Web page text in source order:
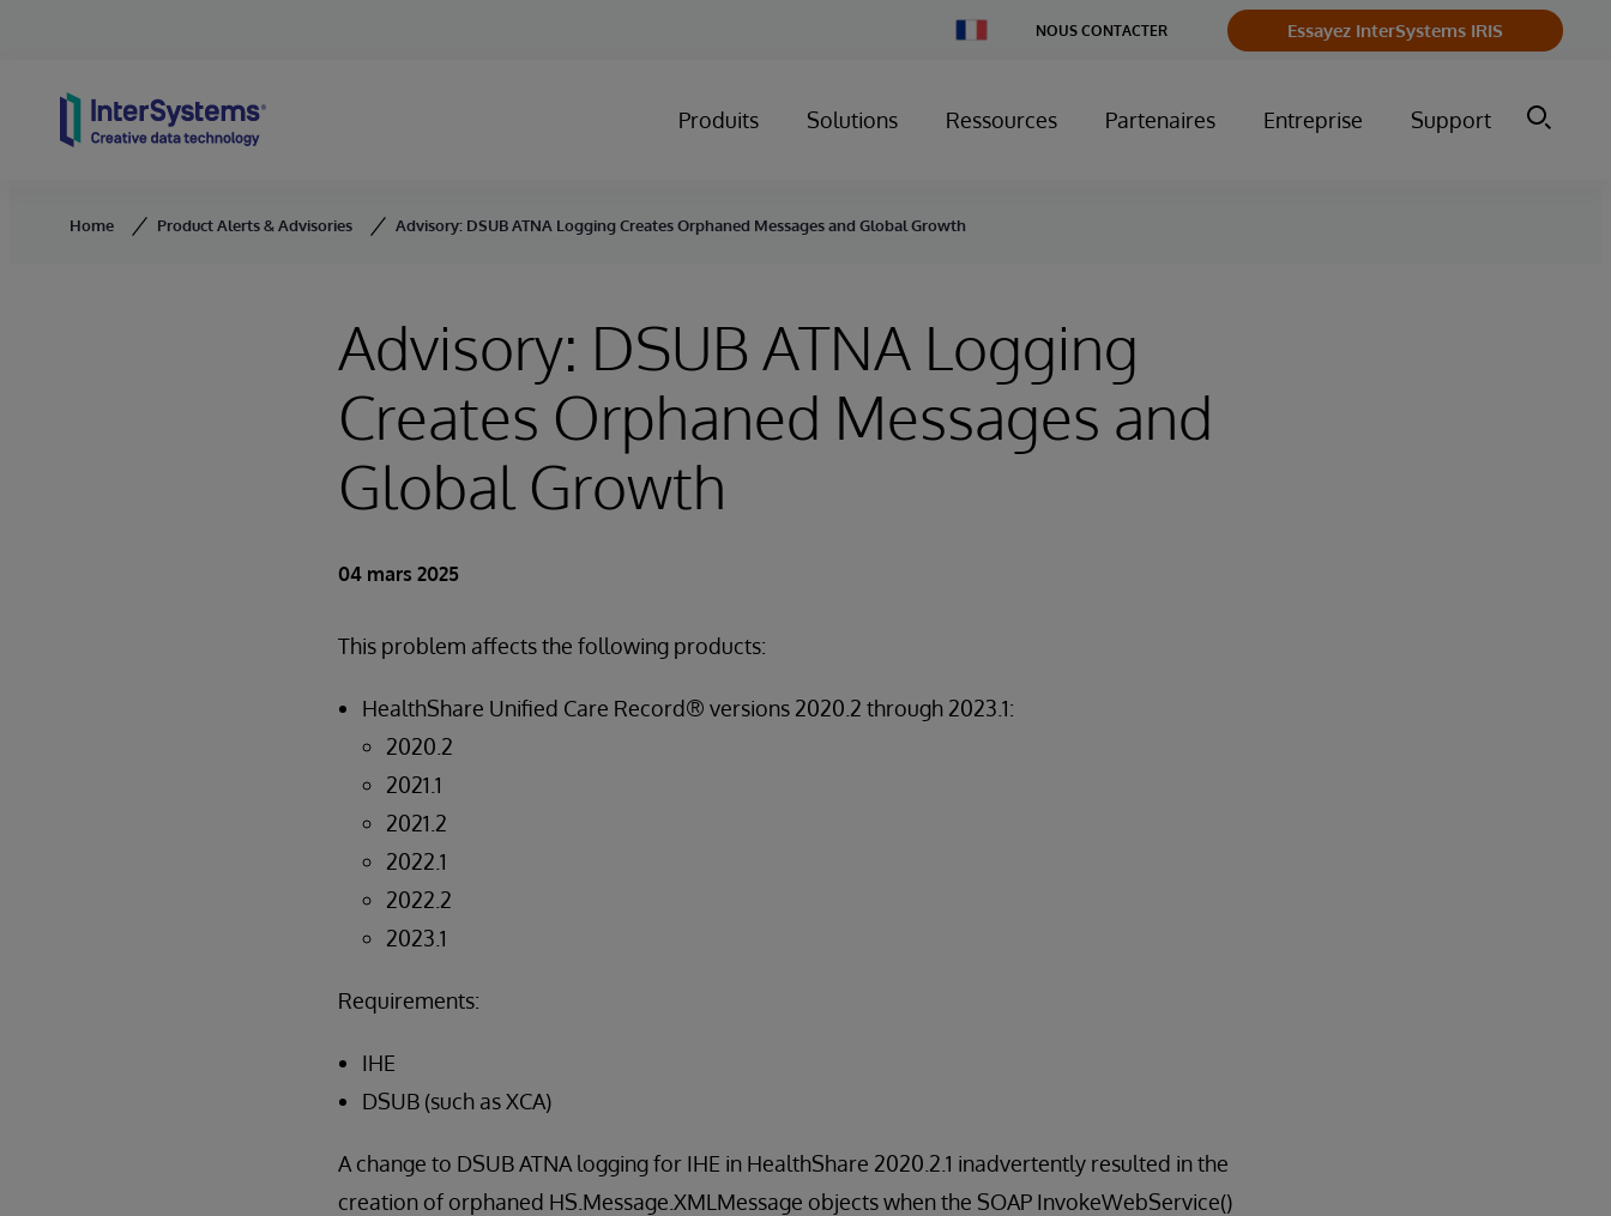
Country
NOUS CONTACTER Essayez InterSystems IRIS
Produits Solutions Ressources Partenaires Entreprise Support
Home Product Alerts & Advisories Advisory: DSUB ATNA Logging Creates Orphaned Messages and Global Growth
Advisory: DSUB ATNA Logging
Creates Orphaned Messages and
Global Growth
04 mars 2025
This problem affects the following products:
HealthShare Unified Care Record® versions 2020.2 through 2023.1:
2020.2
2021.1
2021.2
2022.1
2022.2
2023.1
Requirements:
IHE
DSUB (such as XCA)
A change to DSUB ATNA logging for IHE in HealthShare 2020.2.1 inadvertently resulted in the
creation of orphaned HS.Message.XMLMessage objects when the SOAP InvokeWebService()